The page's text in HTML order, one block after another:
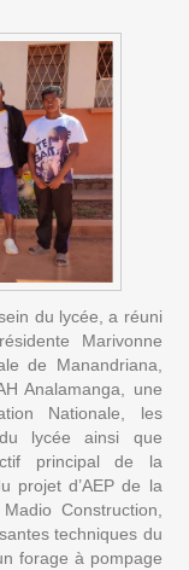
du lycée, a réuni
Marivonne
de Manandriana,
Analamanga, une
Nationale, les
lycée ainsi que
principal de la
projet d’AEP de la
Construction,
techniques du
forage à pompage